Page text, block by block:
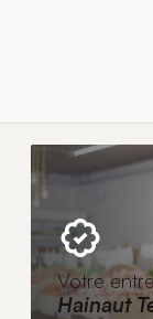
Votre
Hainaut